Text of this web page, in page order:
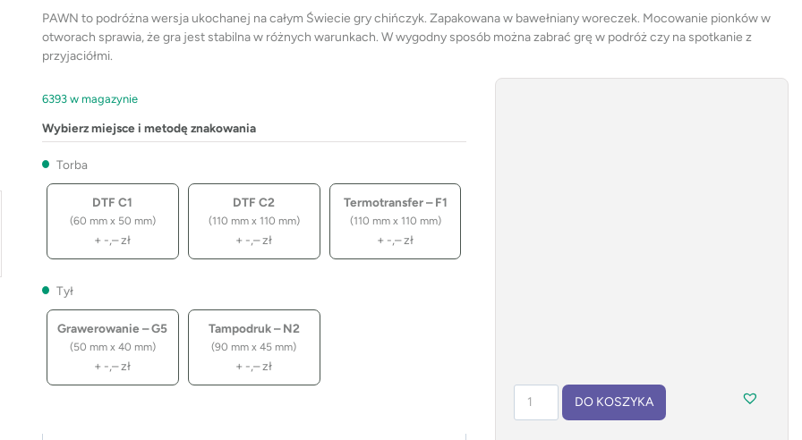
PAWN to podróżna wersja ukochanej na całym Świecie gry chińczyk. Zapakowana w bawełniany woreczek. Mocowanie pionków w
otworach sprawia, że gra jest stabilna w różnych warunkach. W wygodny sposób można zabrać grę w podróż czy na spotkanie z
przyjaciółmi.
6393 w magazynie
Wybierz miejsce i metodę znakowania
Torba
DTF C1
(60 mm x 50 mm)
+ -,–zł
DTF C2
(110 mm x 110 mm)
+ -,–zł
Termotransfer – F1
(110 mm x 110 mm)
+ -,–zł
Tył
Grawerowanie – G5
(50 mm x 40 mm)
+ -,–zł
Tampodruk – N2
(90 mm x 45 mm)
+ -,–zł
DO KOSZYKA